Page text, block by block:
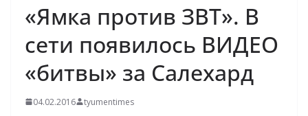
«Ямка против ЗВТ». В
сети появилось ВИДЕО
«битвы» за Салехард
04.02.2016 tyumentimes